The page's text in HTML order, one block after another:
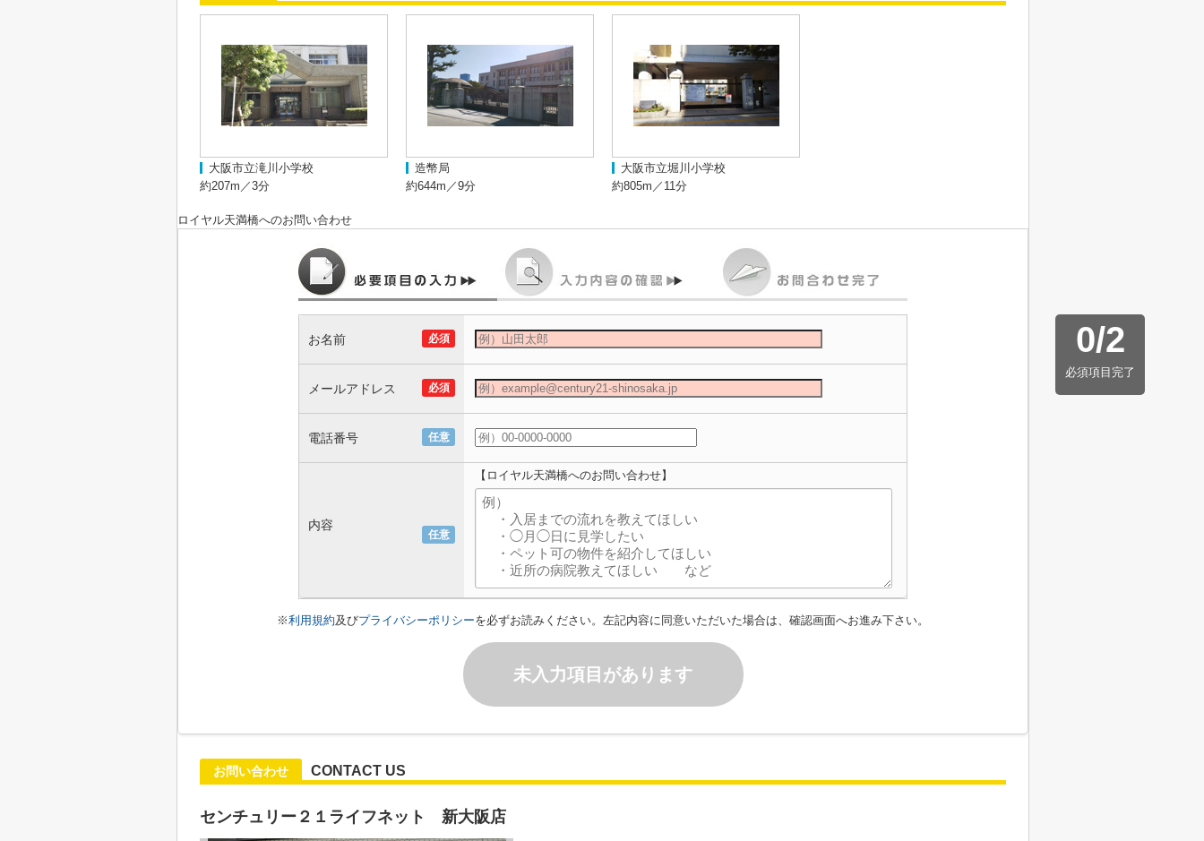
大阪市立滝川小学校
約207m／3分
造幣局
約644m／9分
大阪市立堀川小学校
約805m／11分
ロイヤル天満橋へのお問い合わせ
0/2
必須項目完了
必須
お名前
必須
メールアドレス
任意
電話番号
任意
内容
【ロイヤル天満橋へのお問い合わせ】
※利用規約及びプライバシーポリシーを必ずお読みください。左記内容に同意いただいた場合は、確認画面へお進み下さい。
未入力項目があります
お問い合わせ CONTACT US
センチュリー２１ライフネット 新大阪店